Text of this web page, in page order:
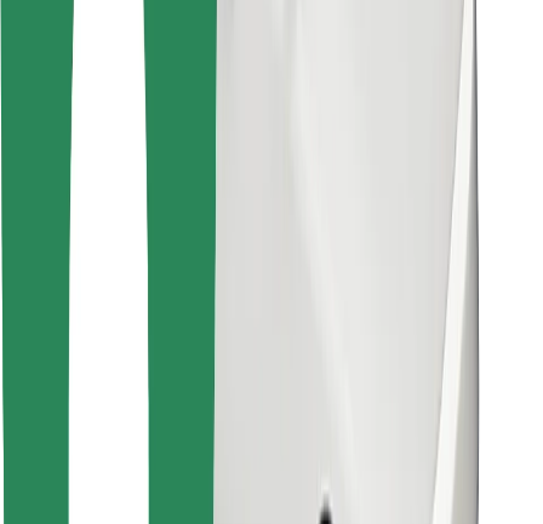
Securitate
Obține o cursă în câteva minute!
Descarcă aplicația Bolt